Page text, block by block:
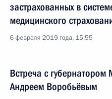
застрахованных в
медицинского
6 февраля 2019 года, 15:55
Встреча с губернатором
Андреем Воробьёвым